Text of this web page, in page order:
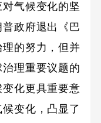
气候变化的坚
政府退出《巴
的努力，但并
理重要议题的
化更具重要意
变化，凸显了